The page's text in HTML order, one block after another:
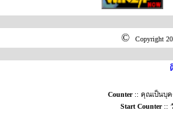
© Copyright
Counter:: คุณเป็นบุ
Start Counter::